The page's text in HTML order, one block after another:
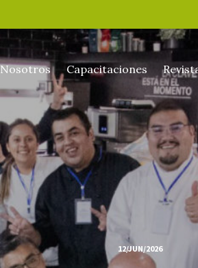
Nosotros Capacitaciones
12/JUN/2026